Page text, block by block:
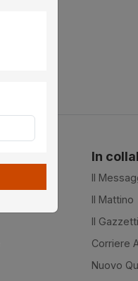
In
Il
Il Mattino
Il
Corriere
Nuovo